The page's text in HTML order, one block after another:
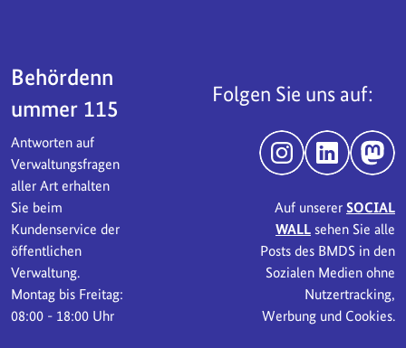
Behördenn
ummer 115
Antworten auf
Verwaltungsfragen
aller Art erhalten
Sie beim
Kundenservice der
öffentlichen
Verwaltung.
Montag bis Freitag:
08:00 - 18:00 Uhr
Folgen Sie uns auf:
InstagramLinkedIn
Auf unserer SOCIAL
WALLsehen Sie alle
Posts des BMDS in den
Sozialen Medien ohne
Nutzertracking,
Werbung und Cookies.